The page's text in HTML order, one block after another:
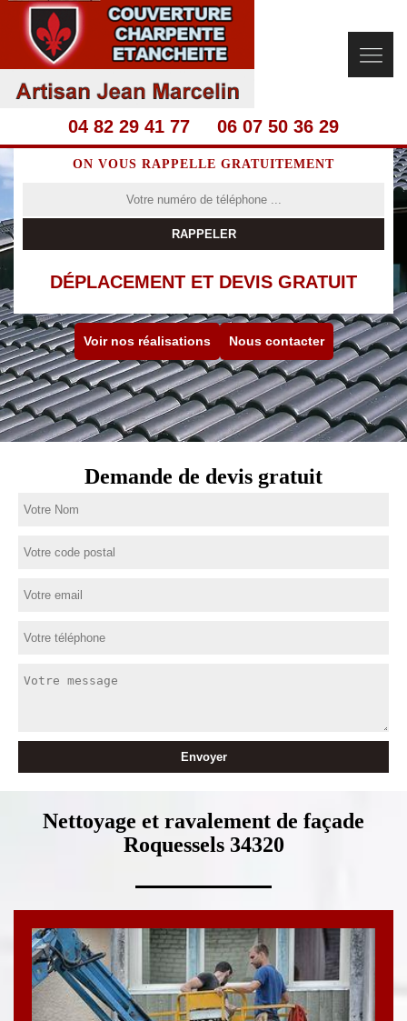
04 82 29 41 77 06 07 50 36 29
ON VOUS RAPPELLE GRATUITEMENT
DÉPLACEMENT ET DEVIS GRATUIT
Voir nos réalisations Nous contacter
Demande de devis gratuit
Nettoyage et ravalement de façade
Roquessels 34320